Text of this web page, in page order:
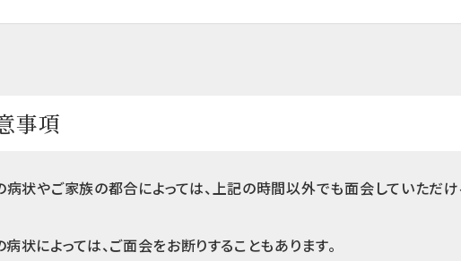
事項
病状やご家族の都合によっては、上記の時間以外でも面会していただ
状によっては、ご面会をお断りすることもあります。